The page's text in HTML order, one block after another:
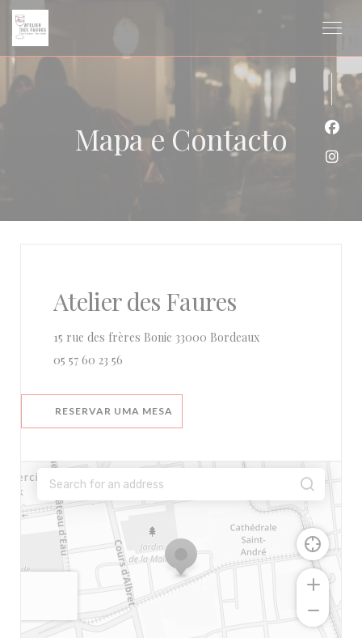
Painel de Gerenciamento de Cookies
Mapa e Contacto
Atelier des Faures
15 rue des frères Bonie 33000 Bordeaux((abre numa nova
05 57 60 23 56
RESERVAR UMA MESA